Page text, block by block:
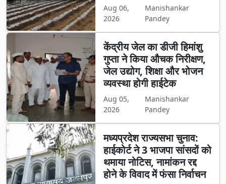
Aug 06,
2026
Manishankar
Pandey
केंद्रीय जेल का डीजी हिमांशु
गुप्ता ने किया औचक निरीक्षण,
जेल उद्योग, शिक्षा और भोजन
व्यवस्था होगी हाईटेक
Aug 05,
2026
Manishankar
Pandey
मध्यप्रदेश राज्यसभा चुनाव:
हाईकोर्ट ने 3 भाजपा सांसदों को
थमाया नोटिस, नामांकन रद्द
होने के विवाद में फंसा निर्वाचन